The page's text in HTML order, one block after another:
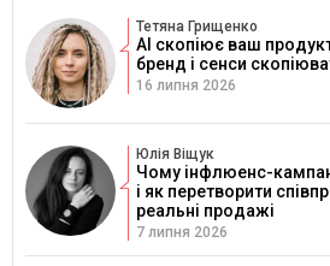
Тетяна Грищенко
AI скопіює ваш
бренд і сенси
16 липня 2026
Юлія Віщук
Чому інфлюенс-
і як перетворити
реальні продажі
7 липня 2026